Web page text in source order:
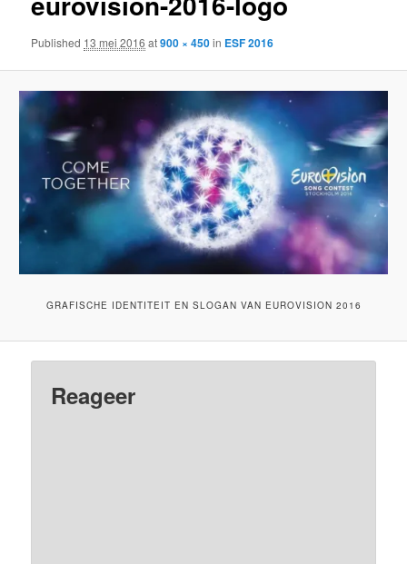
Published 13 mei 2016 at900 × 450in ESF 2016
GRAFISCHE IDENTITEIT EN SLOGAN VAN EUROVISION 2016
Reageer